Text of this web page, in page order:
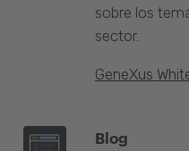
sobre los
sector.
GeneXus
Blog